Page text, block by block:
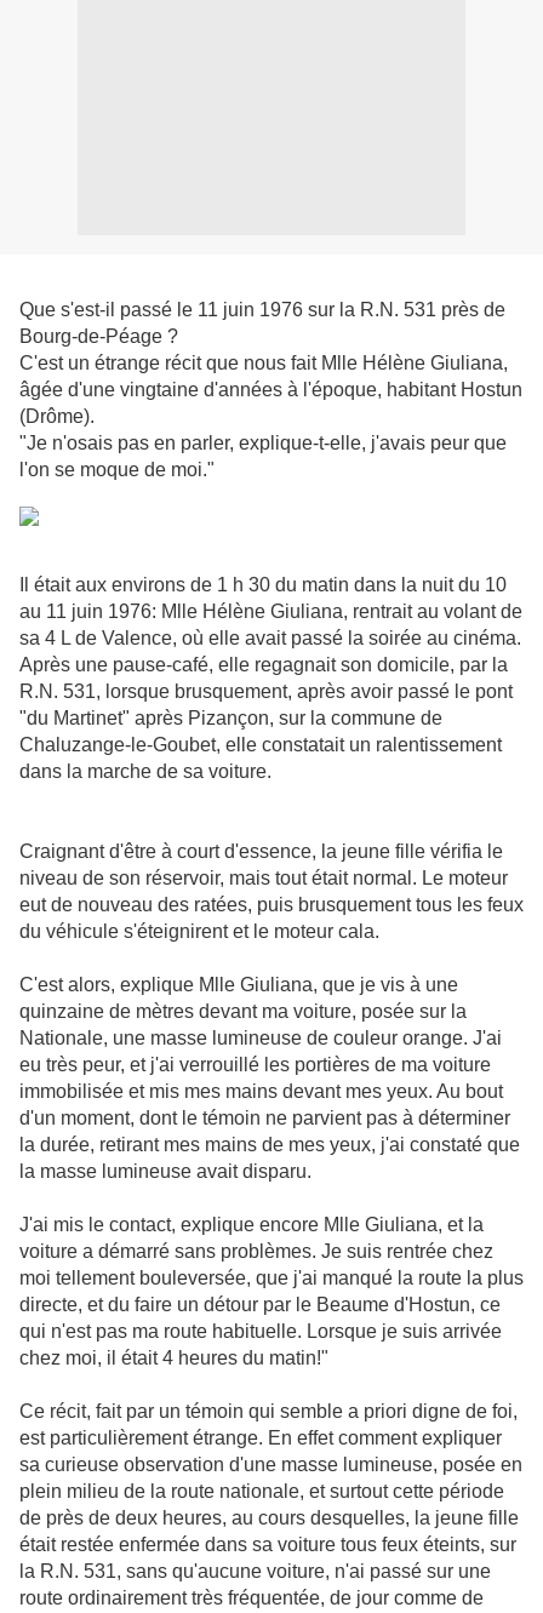
Que s'est-il passé le 11 juin 1976 sur la R.N. 531 près de
Bourg-de-Péage ?
C'est un étrange récit que nous fait Mlle Hélène Giuliana,
âgée d'une vingtaine d'années à l'époque, habitant Hostun
(Drôme).
"Je n'osais pas en parler, explique-t-elle, j'avais peur que
l'on se moque de moi."
Il était aux environs de 1 h 30 du matin dans la nuit du 10
au 11 juin 1976: Mlle Hélène Giuliana, rentrait au volant de
sa 4 L de Valence, où elle avait passé la soirée au cinéma.
Après une pause-café, elle regagnait son domicile, par la
R.N. 531, lorsque brusquement, après avoir passé le pont
"du Martinet" après Pizançon, sur la commune de
Chaluzange-le-Goubet, elle constatait un ralentissement
dans la marche de sa voiture.
Craignant d'être à court d'essence, la jeune fille vérifia le
niveau de son réservoir, mais tout était normal. Le moteur
eut de nouveau des ratées, puis brusquement tous les feux
du véhicule s'éteignirent et le moteur cala.
C'est alors, explique Mlle Giuliana, que je vis à une
quinzaine de mètres devant ma voiture, posée sur la
Nationale, une masse lumineuse de couleur orange. J'ai
eu très peur, et j'ai verrouillé les portières de ma voiture
immobilisée et mis mes mains devant mes yeux. Au bout
d'un moment, dont le témoin ne parvient pas à déterminer
la durée, retirant mes mains de mes yeux, j'ai constaté que
la masse lumineuse avait disparu.
J'ai mis le contact, explique encore Mlle Giuliana, et la
voiture a démarré sans problèmes. Je suis rentrée chez
moi tellement bouleversée, que j'ai manqué la route la plus
directe, et du faire un détour par le Beaume d'Hostun, ce
qui n'est pas ma route habituelle. Lorsque je suis arrivée
chez moi, il était 4 heures du matin!"
Ce récit, fait par un témoin qui semble a priori digne de foi,
est particulièrement étrange. En effet comment expliquer
sa curieuse observation d'une masse lumineuse, posée en
plein milieu de la route nationale, et surtout cette période
de près de deux heures, au cours desquelles, la jeune fille
était restée enfermée dans sa voiture tous feux éteints, sur
la R.N. 531, sans qu'aucune voiture, n'ai passé sur une
route ordinairement très fréquentée, de jour comme de